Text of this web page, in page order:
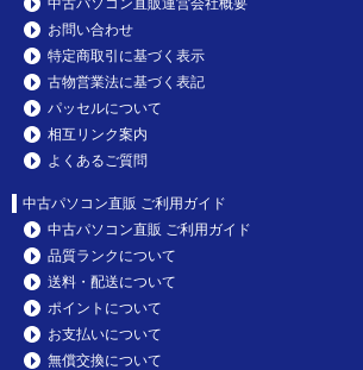
中古パソコン直販運営会社概要
お問い合わせ
特定商取引に基づく表示
古物営業法に基づく表記
パッセルについて
相互リンク案内
よくあるご質問
中古パソコン直販 ご利用ガイド
中古パソコン直販 ご利用ガイド
品質ランクについて
送料・配送について
ポイントについて
お支払いについて
無償交換について